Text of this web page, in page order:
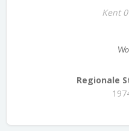
Kent
Regionale